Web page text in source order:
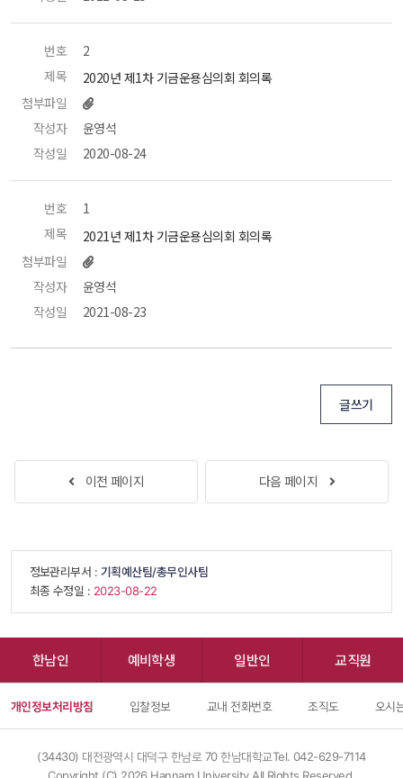
번호
2
제목
2020년 제1차 기금운용심의회 회의록
첨부파일
작성자
윤영석
작성일
2020-08-24
번호
1
제목
2021년 제1차 기금운용심의회 회의록
첨부파일
작성자
윤영석
작성일
2021-08-23
글쓰기
이전 페이지 다음 페이지
정보관리부서 : 기획예산팀/총무인사팀
최종 수정일 : 2023-08-22
한남인 예비학생 일반인 교직원
개인정보처리방침 입찰정보 교내 전화번호 조직도 오시
(34430) 대전광역시 대덕구 한남로 70 한남대학교Tel. 042-629-7114